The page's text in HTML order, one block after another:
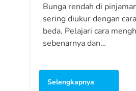
Bunga rendah di
sering diukur dengan
beda. Pelajari cara
sebenarnya dan…
Selengkapnya